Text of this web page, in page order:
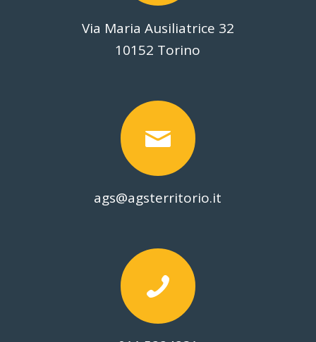
Via Maria Ausiliatrice 32
10152 Torino
ags@agsterritorio.it